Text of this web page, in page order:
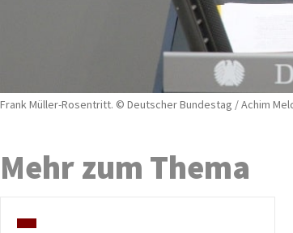
Frank Müller-Rosentritt. © Deutscher Bundestag / Achim
Mehr zum Thema